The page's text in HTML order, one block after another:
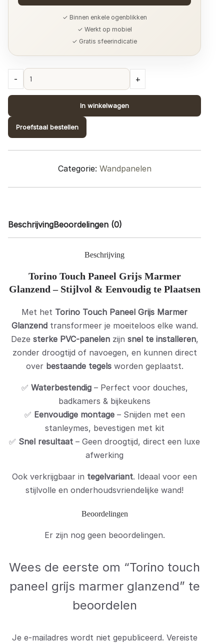
✓ Binnen enkele ogenblikken
✓ Werkt op mobiel
✓ Gratis sfeerindicatie
grijs
marmer
glanzend
quantity
- +
In winkelwagen
Proefstaal bestellen
Categorie: Wandpanelen
BeschrijvingBeoordelingen (0)
Beschrijving
Torino Touch Paneel Grijs Marmer
Glanzend – Stijlvol & Eenvoudig te Plaatsen
Met het Torino Touch Paneel Grijs Marmer
Glanzendtransformeer je moeiteloos elke wand.
Deze sterke PVC-panelenzijn snel te installeren,
zonder droogtijd of navoegen, en kunnen direct
over bestaande tegelsworden geplaatst.
✅ Waterbestendig– Perfect voor douches,
badkamers & bijkeukens
✅ Eenvoudige montage– Snijden met een
stanleymes, bevestigen met kit
✅ Snel resultaat – Geen droogtijd, direct een luxe
afwerking
Ook verkrijgbaar in tegelvariant. Ideaal voor een
stijlvolle en onderhoudsvriendelijke wand!
Beoordelingen
Er zijn nog geen beoordelingen.
Wees de eerste om “Torino touch
paneel grijs marmer glanzend” te
beoordelen
Je e-mailadres wordt niet gepubliceerd. Vereiste